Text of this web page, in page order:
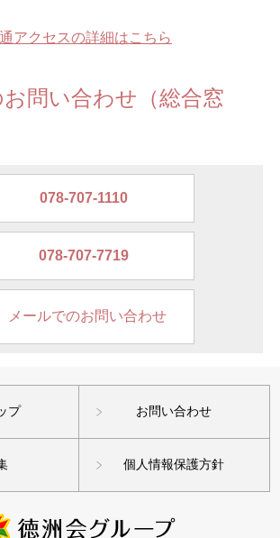
アクセスの詳細はこちら
問い合わせ（総合窓
078-707-1110
078-707-7719
メールでのお問い合わせ
プ お問い合わせ
個人情報保護方針